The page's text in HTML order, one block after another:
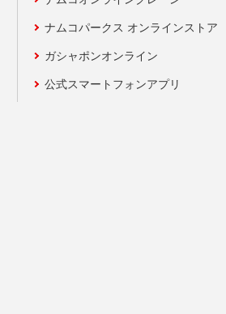
ナムコパークス オンラインストア
ガシャポンオンライン
公式スマートフォンアプリ